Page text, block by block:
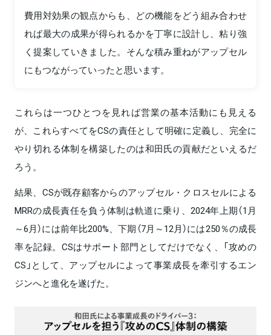
費用対効果の観点からも、どの機能をどう組み合わせ
れば最大の成果が得られるかを丁寧に設計し、粘り強
く提案していきました。そんな積み重ねがアップセル
にもつながっていったと思います。
これらは一つひとつを見れば営業の基本活動にも見える
が、これらすべてをCSの責任として明確に定義し、完全に
やり切れる体制を構築したのは和田氏の貢献だといえるだ
ろう。
結果、CSが既存顧客からのアップセル・クロスセルによる
MRRの成長責任を負う体制は軌道に乗り、2024年上期（1月
～6月）には前年比200%、下期（7月～12月）には250％の成長
率を記録。CSはサポート部門としてだけでなく、「攻めの
CS」として、アップセルによって事業成長を牽引するエン
ジンへと進化を遂げた。